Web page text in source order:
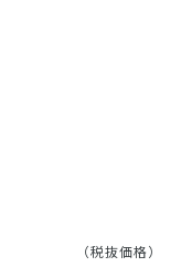
（税抜価格）